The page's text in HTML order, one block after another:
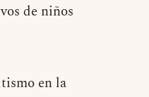
de niños
en la